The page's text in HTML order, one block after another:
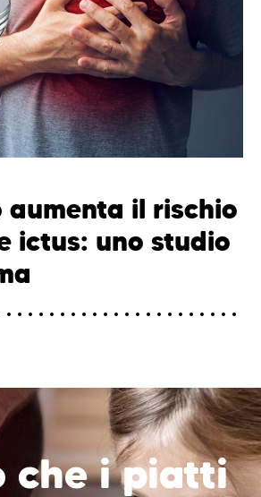
aumenta il rischio
ictus: uno studio
che i piatti